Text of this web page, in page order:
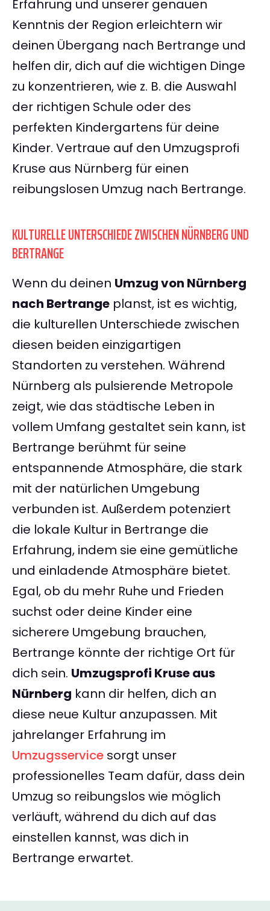
Erfahrung und unserer genauen
Kenntnis der Region erleichtern wir
deinen Übergang nach Bertrange und
helfen dir, dich auf die wichtigen Dinge
zu konzentrieren, wie z. B. die Auswahl
der richtigen Schule oder des
perfekten Kindergartens für deine
Kinder. Vertraue auf den Umzugsprofi
Kruse aus Nürnberg für einen
reibungslosen Umzug nach Bertrange.
KULTURELLE UNTERSCHIEDE ZWISCHEN NÜRNBERG UND
BERTRANGE
Wenn du deinen Umzug von Nürnberg
nach Bertrange planst, ist es wichtig,
die kulturellen Unterschiede zwischen
diesen beiden einzigartigen
Standorten zu verstehen. Während
Nürnberg als pulsierende Metropole
zeigt, wie das städtische Leben in
vollem Umfang gestaltet sein kann, ist
Bertrange berühmt für seine
entspannende Atmosphäre, die stark
mit der natürlichen Umgebung
verbunden ist. Außerdem potenziert
die lokale Kultur in Bertrange die
Erfahrung, indem sie eine gemütliche
und einladende Atmosphäre bietet.
Egal, ob du mehr Ruhe und Frieden
suchst oder deine Kinder eine
sicherere Umgebung brauchen,
Bertrange könnte der richtige Ort für
dich sein. Umzugsprofi Kruse aus
Nürnberg kann dir helfen, dich an
diese neue Kultur anzupassen. Mit
jahrelanger Erfahrung im
Umzugsservice sorgt unser
professionelles Team dafür, dass dein
Umzug so reibungslos wie möglich
verläuft, während du dich auf das
einstellen kannst, was dich in
Bertrange erwartet.